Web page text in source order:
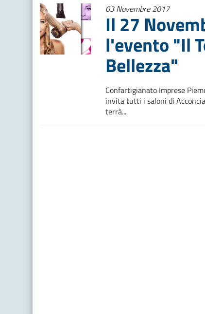
03 Novembre 2017
Il 27
l'evento "Il
Bellezza"
Confartigianato Imprese
invita tutti i saloni di
terrà...